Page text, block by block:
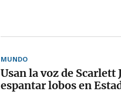
MUNDO
Usan la voz de Scarlett
espantar lobos en